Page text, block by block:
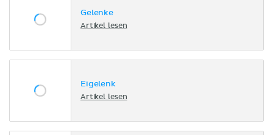
Gelenke
Artikel lesen
Eigelenk
Artikel lesen